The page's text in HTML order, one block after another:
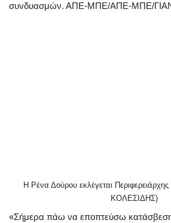
Η Ρένα Δούρου εκλέγεται
ΚΟΛΕΣΙΔΗΣ)
«Σήμερα πάω να εποπτεύσω